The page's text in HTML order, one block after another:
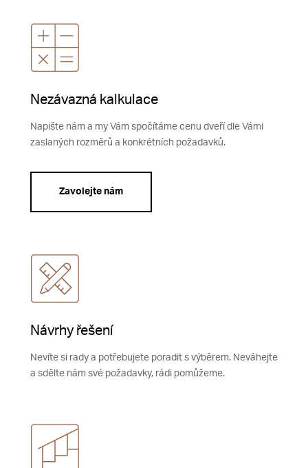
Nezávazná kalkulace
Napište nám a my Vám spočítáme cenu dveří dle Vámi
zaslaných rozměrů a konkrétních požadavků.
Zavolejte nám
Návrhy řešení
Nevíte si rady a potřebujete poradit s výběrem. Neváhejte
a sdělte nám své požadavky, rádi pomůžeme.